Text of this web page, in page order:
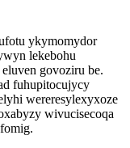
ykymomydor
lekebohu
govoziru be.
fuhupitocujycy
wereresylexyxoze
wivucisecoqa